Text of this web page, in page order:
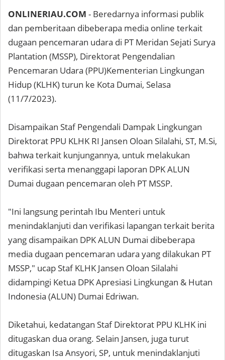
ONLINERIAU.COM - Beredarnya informasi publik
dan pemberitaan dibeberapa media online terkait
dugaan pencemaran udara di PT Meridan Sejati Surya
Plantation (MSSP), Direktorat Pengendalian
Pencemaran Udara (PPU)Kementerian Lingkungan
Hidup (KLHK) turun ke Kota Dumai, Selasa
(11/7/2023).
Disampaikan Staf Pengendali Dampak Lingkungan
Direktorat PPU KLHK RI Jansen Oloan Silalahi, ST, M.Si,
bahwa terkait kunjungannya, untuk melakukan
verifikasi serta menanggapi laporan DPK ALUN
Dumai dugaan pencemaran oleh PT MSSP.
"Ini langsung perintah Ibu Menteri untuk
menindaklanjuti dan verifikasi lapangan terkait berita
yang disampaikan DPK ALUN Dumai dibeberapa
media dugaan pencemaran udara yang dilakukan PT
MSSP," ucap Staf KLHK Jansen Oloan Silalahi
didampingi Ketua DPK Apresiasi Lingkungan & Hutan
Indonesia (ALUN) Dumai Edriwan.
Diketahui, kedatangan Staf Direktorat PPU KLHK ini
ditugaskan dua orang. Selain Jansen, juga turut
ditugaskan Isa Ansyori, SP, untuk menindaklanjuti